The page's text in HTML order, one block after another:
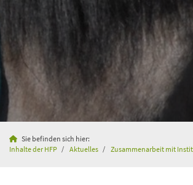
Sie befinden sich hier:
Inhalte der HFP
Aktuelles Zusammenarbeit mit